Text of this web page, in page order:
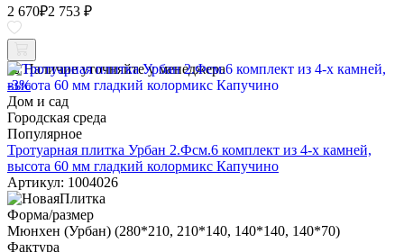
2 670₽2 753 ₽
Наличие уточняйте у менеджера
-3%
Дом и сад
Городская среда
Популярное
Тротуарная плитка Урбан 2.Фсм.6 комплект из 4-х камней,
высота 60 мм гладкий колормикс Капучино
Артикул: 1004026
Форма/размер
Мюнхен (Урбан) (280*210, 210*140, 140*140, 140*70)
Фактура